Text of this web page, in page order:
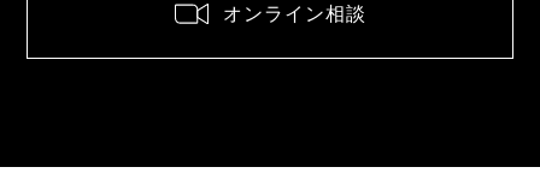
オンライン相談